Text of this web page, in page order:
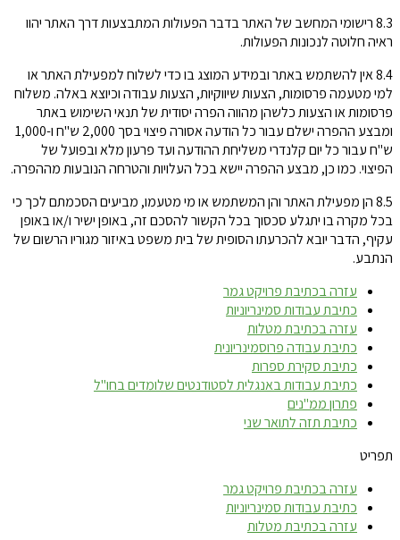
8.3 רישומי המחשב של האתר בדבר הפעולות המתבצעות דרך האתר יהוו
ראיה חלוטה לנכונות הפעולות.
8.4 אין להשתמש באתר ובמידע המוצג בו כדי לשלוח למפעילת האתר או
למי מטעמה פרסומות, הצעות שיווקיות, הצעות עבודה וכיוצא באלה. משלוח
פרסומות או הצעות כלשהן מהווה הפרה יסודית של תנאי השימוש באתר
ומבצע ההפרה ישלם עבור כל הודעה אסורה פיצוי בסך 2,000 ש"ח ו-1,000
ש"ח עבור כל יום קלנדרי משליחת ההודעה ועד פרעון מלא ובפועל של
הפיצוי. כמו כן, מבצע ההפרה יישא בכל העלויות והטרחה הנובעות מההפרה.
8.5 הן מפעילת האתר והן המשתמש או מי מטעמו, מביעים הסכמתם לכך כי
בכל מקרה בו יתגלע סכסוך בכל הקשור להסכם זה, באופן ישיר ו/או באופן
עקיף, הדבר יובא להכרעתו הסופית של בית משפט באיזור מגוריו הרשום של
הנתבע.
עזרה בכתיבת פרויקט גמר
כתיבת עבודות סמינריוניות
עזרה בכתיבת מטלות
כתיבת עבודה פרוסמינריונית
כתיבת סקירת ספרות
כתיבת עבודות באנגלית לסטודנטים שלומדים בחו"ל
פתרון ממ"נים
כתיבת תזה לתואר שני
תפריט
עזרה בכתיבת פרויקט גמר
כתיבת עבודות סמינריוניות
עזרה בכתיבת מטלות